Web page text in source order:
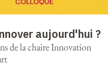
aujourd'hui ?
de la chaire Innovation